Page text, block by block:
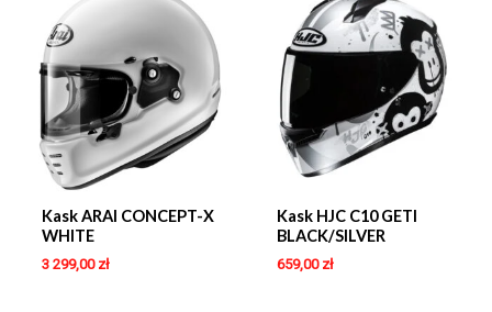
Kask ARAI CONCEPT-X
WHITE
3 299,00 zł
Kask HJC C10 GETI
BLACK/SILVER
659,00 zł